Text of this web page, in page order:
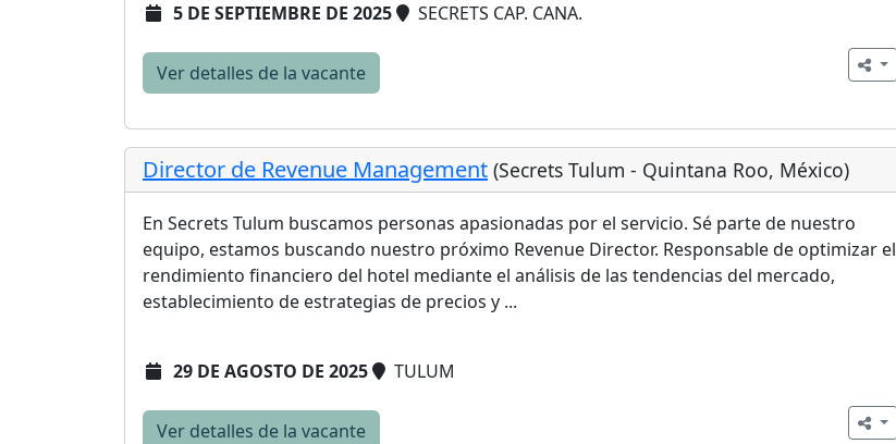
5 DE SEPTIEMBRE DE 2025 SECRETS CAP. CANA.
Ver detalles de la vacante
Director de Revenue Management (Secrets Tulum - Quintana Roo, México)
En Secrets Tulum buscamos personas apasionadas por el servicio. Sé parte de nuestro
equipo, estamos buscando nuestro próximo Revenue Director. Responsable de optimizar el
rendimiento financiero del hotel mediante el análisis de las tendencias del mercado,
establecimiento de estrategias de precios y ...
29 DE AGOSTO DE 2025 TULUM
Ver detalles de la vacante